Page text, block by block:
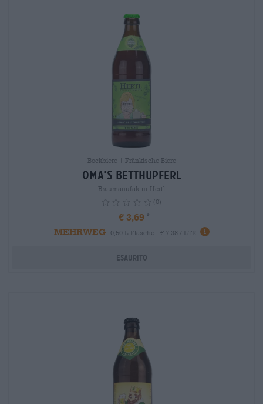
Bockbiere | Fränkische Biere
Oma’s Betthupferl
Braumanufaktur Hertl
(0)
€ 3,69
MEHRWEG
0,50 L Flasche - € 7,38 / LTR info
Esaurito